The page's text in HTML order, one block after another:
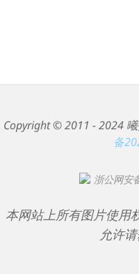
Copyright © 2011 - 2024
备
浙公网安
本网站上所有图片使用
允许